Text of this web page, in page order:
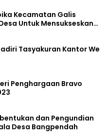
Kecamatan Galis
Untuk Mensukseskan
Tasyakuran Kantor We
Penghargaan Bravo
dan Pengundian
Desa Bangpendah